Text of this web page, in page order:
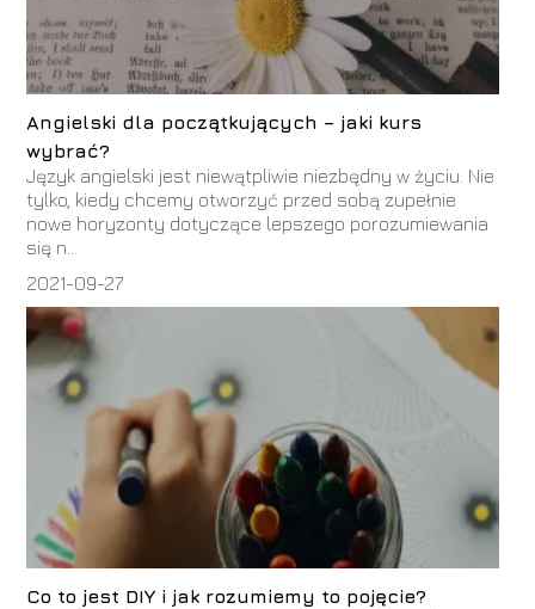
Angielski dla początkujących – jaki kurs
wybrać?
Język angielski jest niewątpliwie niezbędny w życiu. Nie
tylko, kiedy chcemy otworzyć przed sobą zupełnie
nowe horyzonty dotyczące lepszego porozumiewania
się n...
2021-09-27
Co to jest DIY i jak rozumiemy to pojęcie?